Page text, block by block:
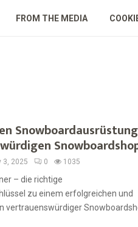
FROM THE MEDIA
Snowboardausrüstung
3, 2025 0 1035
– die richtige
zu einem erfolgreichen und
vertrauenswürdiger